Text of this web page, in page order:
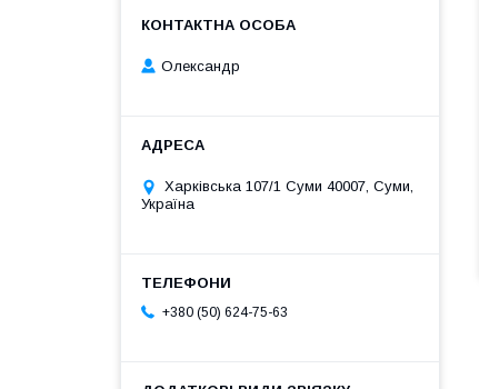
Олександр
Харківська 107/1 Суми 40007, Суми,
Україна
+380 (50) 624-75-63